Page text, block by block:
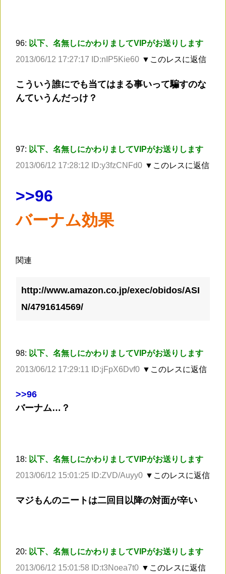
96: 以下、名無しにかわりましてVIPがお送りします
2013/06/12 17:27:17 ID:nIP5Kie60 ▼このレスに返信
こういう誰にでも当てはまる事いって騙すのな
んていうんだっけ？
97: 以下、名無しにかわりましてVIPがお送りします
2013/06/12 17:28:12 ID:y3fzCNFd0 ▼このレスに返信
>>96
バーナム効果
関連
http://www.amazon.co.jp/exec/obidos/ASI
N/4791614569/
98: 以下、名無しにかわりましてVIPがお送りします
2013/06/12 17:29:11 ID:jFpX6Dvf0 ▼このレスに返信
>>96
バーナム…？
18: 以下、名無しにかわりましてVIPがお送りします
2013/06/12 15:01:25 ID:ZVD/Auyy0 ▼このレスに返信
マジもんのニートは二回目以降の対面が辛い
20: 以下、名無しにかわりましてVIPがお送りします
2013/06/12 15:01:58 ID:t3Noea7t0 ▼このレスに返信